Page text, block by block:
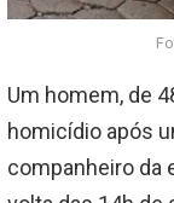
Um homem, de
homicídio após
companheiro da